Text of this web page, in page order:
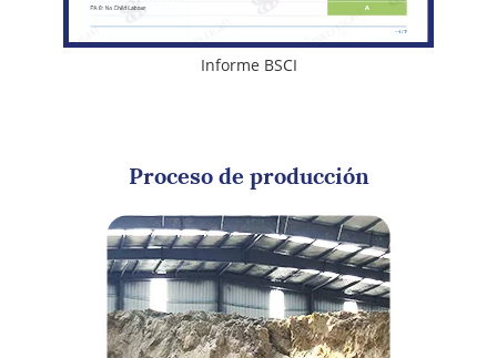
Informe BSCI
Proceso de producción